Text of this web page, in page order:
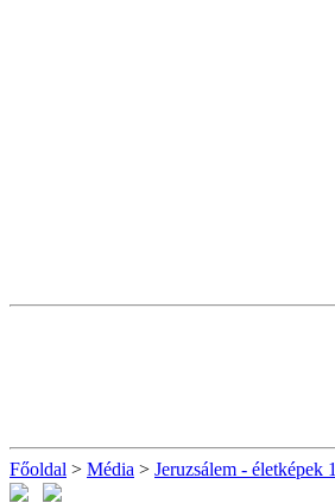
Főoldal > Média > Jeruzsálem - életképek 1